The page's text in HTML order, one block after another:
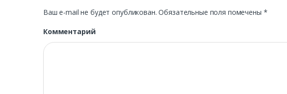
Ваш e-mail не будет опубликован. Обязательные поля помечены *
Комментарий